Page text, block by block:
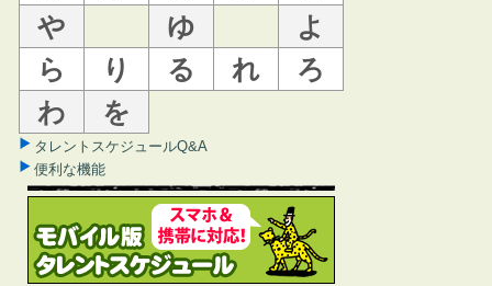
や
ゆ
よ
ら
り る れ
ろ
わ
を
タレントスケジュールQ&A
便利な機能